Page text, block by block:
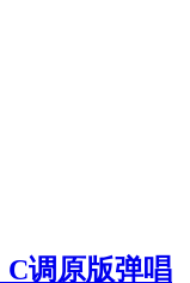
调原版弹唱